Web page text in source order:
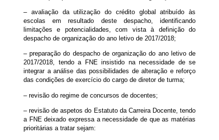
– avaliação da utilização do crédito global atribuído às
escolas em resultado deste despacho, identificando
limitações e potencialidades, com vista à definição do
despacho de organização do ano letivo de 2017/2018;
– preparação do despacho de organização do ano letivo de
2017/2018, tendo a FNE insistido na necessidade de se
integrar a análise das possibilidades de alteração e reforço
das condições de exercício do cargo de diretor de turma;
– revisão do regime de concursos de docentes;
– revisão de aspetos do Estatuto da Carreira Docente, tendo
a FNE deixado expressa a necessidade de que as matérias
prioritárias a tratar sejam: